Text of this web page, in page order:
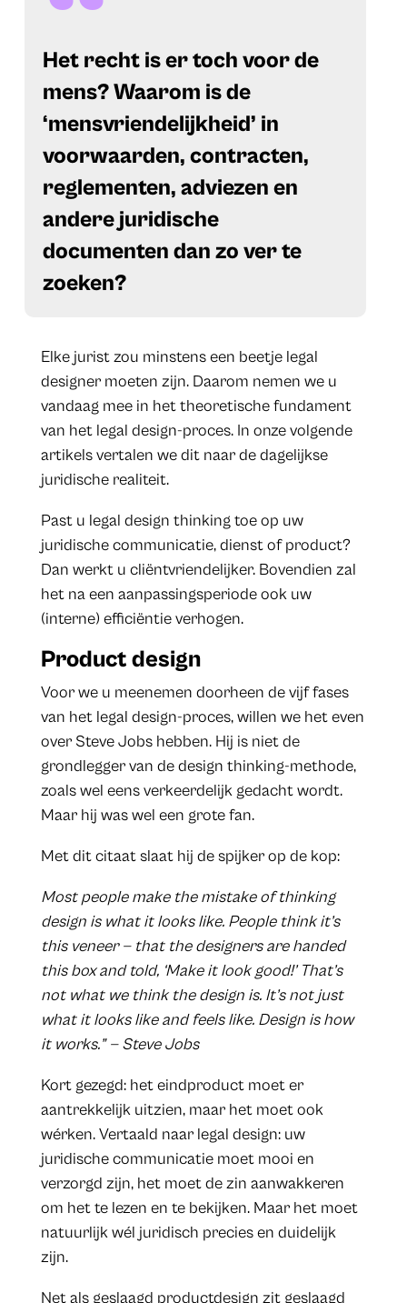
Het recht is er toch voor de
mens? Waarom is de
‘mensvriendelijkheid’ in
voorwaarden, contracten,
reglementen, adviezen en
andere juridische
documenten dan zo ver te
zoeken?
Elke jurist zou minstens een beetje legal
designer moeten zijn. Daarom nemen we u
vandaag mee in het theoretische fundament
van het legal design-proces. In onze volgende
artikels vertalen we dit naar de dagelijkse
juridische realiteit.
Past u legal design thinking toe op uw
juridische communicatie, dienst of product?
Dan werkt u cliëntvriendelijker. Bovendien zal
het na een aanpassingsperiode ook uw
(interne) efficiëntie verhogen.
Product design
Voor we u meenemen doorheen de vijf fases
van het legal design-proces, willen we het even
over Steve Jobs hebben. Hij is niet de
grondlegger van de design thinking-methode,
zoals wel eens verkeerdelijk gedacht wordt.
Maar hij was wel een grote fan.
Met dit citaat slaat hij de spijker op de kop:
Most people make the mistake of thinking
design is what it looks like. People think it’s
this veneer — that the designers are handed
this box and told, ‘Make it look good!’ That’s
not what we think the design is. It’s not just
what it looks like and feels like. Design is how
it works.” — Steve Jobs
Kort gezegd: het eindproduct moet er
aantrekkelijk uitzien, maar het moet ook
wérken. Vertaald naar legal design: uw
juridische communicatie moet mooi en
verzorgd zijn, het moet de zin aanwakkeren
om het te lezen en te bekijken. Maar het moet
natuurlijk wél juridisch precies en duidelijk
zijn.
Net als geslaagd productdesign zit geslaagd